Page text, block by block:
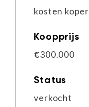
kosten koper
Koopprijs
€300.000
Status
verkocht